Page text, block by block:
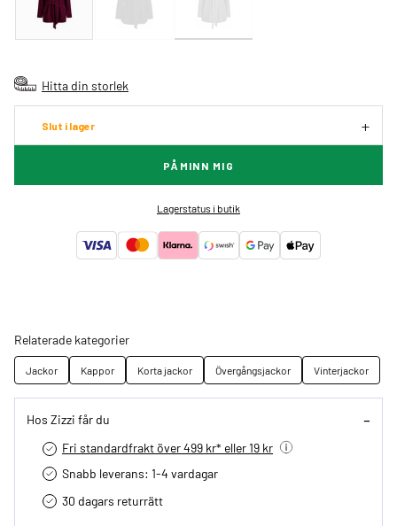
Hitta din storlek
Slut i lager
PÅMINN MIG
Lagerstatus i butik
Relaterade kategorier
Jackor Kappor Korta jackor Övergångsjackor Vinterjackor
Hos Zizzi får du
Fri standardfrakt över 499 kr* eller 19 kr
Snabb leverans: 1-4 vardagar
30 dagars returrätt­